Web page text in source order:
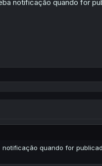
notificação quando for
quando for